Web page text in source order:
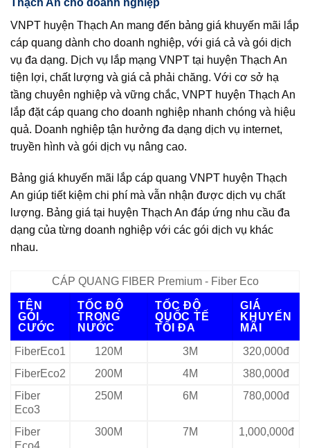
VNPT huyện Thạch An mang đến bảng giá khuyến mãi lắp
cáp quang dành cho doanh nghiệp, với giá cả và gói dịch
vụ đa dạng. Dịch vụ lắp mạng VNPT tại huyện Thạch An
tiện lợi, chất lượng và giá cả phải chăng. Với cơ sở hạ
tầng chuyên nghiệp và vững chắc, VNPT huyện Thạch An
lắp đặt cáp quang cho doanh nghiệp nhanh chóng và hiệu
quả. Doanh nghiệp tận hưởng đa dạng dịch vụ internet,
truyền hình và gói dịch vụ nâng cao.
Bảng giá khuyến mãi lắp cáp quang VNPT huyện Thạch
An giúp tiết kiệm chi phí mà vẫn nhận được dịch vụ chất
lượng. Bảng giá tại huyện Thạch An đáp ứng nhu cầu đa
dạng của từng doanh nghiệp với các gói dịch vụ khác
nhau.
CÁP QUANG FIBER Premium - Fiber Eco
TÊN
GÓI
CƯỚC
TỐC ĐỘ
TRONG
NƯỚC
TỐC ĐỘ
QUỐC TẾ
TỐI ĐA
GIÁ
KHUYẾN
MÃI
FiberEco1
120M 3M
320,000đ
FiberEco2
200M 4M
380,000đ
Fiber
Eco3
250M 6M 780,000đ
Fiber
300M 7M 1,000,000đ